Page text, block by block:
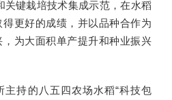
关键栽培技术集成示范，在水稻
更好的成绩，并以品种合作为
为大面积单产提升和种业振兴
主持的八五四农场水稻“科技包